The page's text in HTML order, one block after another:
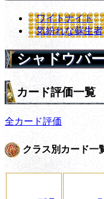
ワイトナイト
気紛れな蘇生者
シャドウバ
カード評価一覧
全カード評価
クラス別カード一